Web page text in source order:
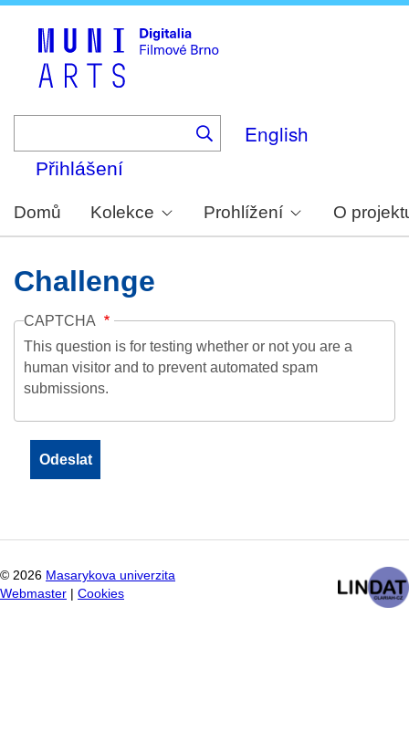
English
Přihlášení
Domů Kolekce Prohlížení O
Challenge
CAPTCHA
This question is for testing whether or not you are a
human visitor and to prevent automated spam
submissions.
© 2026 Masarykova univerzita
Webmaster
Cookies